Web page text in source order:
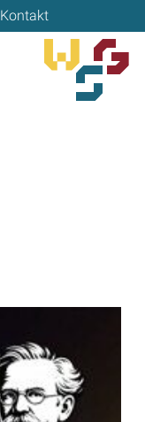
Kontakt